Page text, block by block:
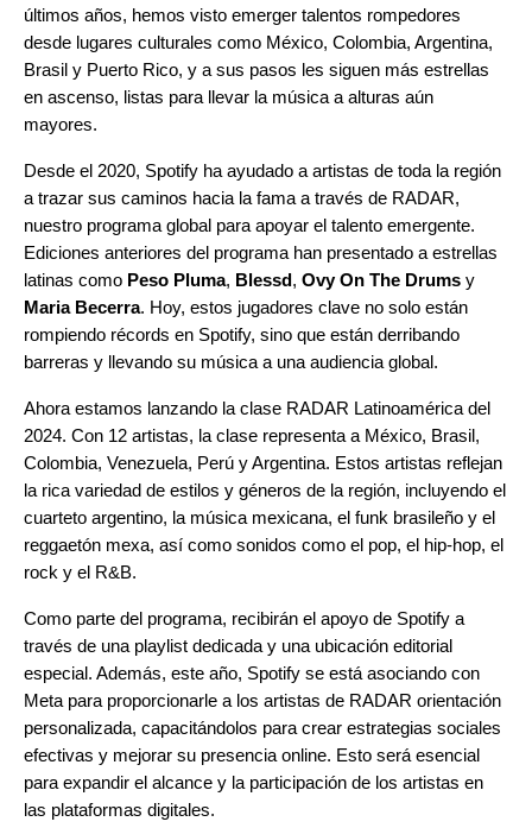
últimos años, hemos visto emerger talentos rompedores
desde lugares culturales como México, Colombia, Argentina,
Brasil y Puerto Rico, y a sus pasos les siguen más estrellas
en ascenso, listas para llevar la música a alturas aún
mayores.
Desde el 2020, Spotify ha ayudado a artistas de toda la región
a trazar sus caminos hacia la fama a través de RADAR,
nuestro programa global para apoyar el talento emergente.
Ediciones anteriores del programa han presentado a estrellas
latinas como Peso Pluma, Blessd, Ovy On The Drums y
Maria Becerra. Hoy, estos jugadores clave no solo están
rompiendo récords en Spotify, sino que están derribando
barreras y llevando su música a una audiencia global.
Ahora estamos lanzando la clase RADAR Latinoamérica del
2024. Con 12 artistas, la clase representa a México, Brasil,
Colombia, Venezuela, Perú y Argentina. Estos artistas reflejan
la rica variedad de estilos y géneros de la región, incluyendo el
cuarteto argentino, la música mexicana, el funk brasileño y el
reggaetón mexa, así como sonidos como el pop, el hip-hop, el
rock y el R&B.
Como parte del programa, recibirán el apoyo de Spotify a
través de una playlist dedicada y una ubicación editorial
especial. Además, este año, Spotify se está asociando con
Meta para proporcionarle a los artistas de RADAR orientación
personalizada, capacitándolos para crear estrategias sociales
efectivas y mejorar su presencia online. Esto será esencial
para expandir el alcance y la participación de los artistas en
las plataformas digitales.